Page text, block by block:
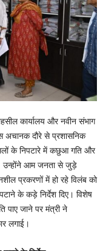
कार्यालय और नवीन संभाग
अचानक दौरे से प्रशासनिक
के निपटारे में कछुआ गति और
उन्होंने आम जनता से जुड़े
प्रकरणों में हो रहे विलंब को
के कड़े निर्देश दिए। विशेष
पाए जाने पर मंत्री ने
लगाई।